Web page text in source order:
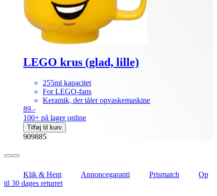
LEGO krus (glad, lille)
255ml kapacitet
For LEGO-fans
Keramik, der tåler opvaskemaskine
89.-
100+ på lager online
Tilføj til kurv
909885
Klik & Hent Annoncegaranti Prismatch
Op
til 30 dages returret